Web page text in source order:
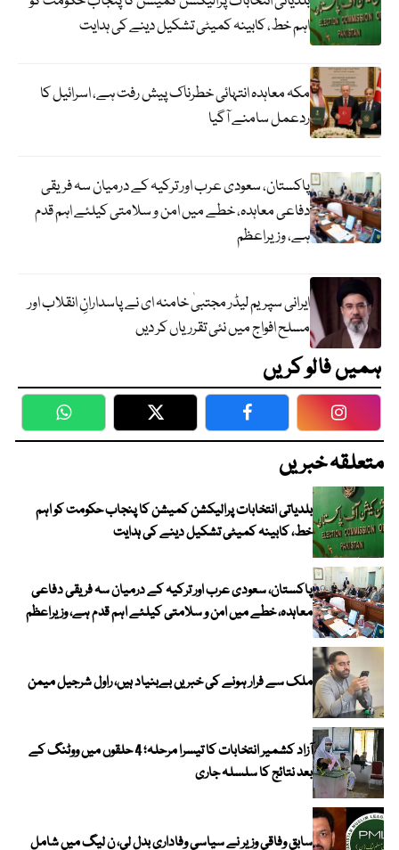
اہم خط، کابینہ کمیٹی تشکیل دینے کی ہدایت
مکہ معاہدہ انتہائی خطرناک پیش رفت ہے، اسرائیل کا
ردعمل سامنے آگیا
پاکستان، سعودی عرب اور ترکیہ کے درمیان سہ فریقی
دفاعی معاہدہ، خطے میں امن و سلامتی کیلئے اہم قدم
ہے، وزیراعظم
ایرانی سپریم لیڈر مجتبیٰ خامنہ ای نے پاسدارانِ انقلاب اور
مسلح افواج میں نئی تقرریاں کر دیں
ہمیں فالو کریں
WhatsApp Twitter Facebook
متعلقہ خبریں
بلدیاتی انتخابات پرالیکشن کمیشن کا پنجاب حکومت کو اہم
خط، کابینہ کمیٹی تشکیل دینے کی ہدایت
پاکستان، سعودی عرب اور ترکیہ کے درمیان سہ فریقی دفاعی
معاہدہ، خطے میں امن و سلامتی کیلئے اہم قدم ہے، وزیراعظم
ملک سے فرار ہونے کی خبریں بےبنیاد ہیں، راول شرجیل میمن
آزاد کشمیر انتخابات کا تیسرا مرحلہ؛ 4 حلقوں میں ووٹنگ کے
بعد نتائج کا سلسلہ جاری
سابق وفاقی وزیر نے سیاسی وفاداری بدل لی، ن لیگ میں شامل